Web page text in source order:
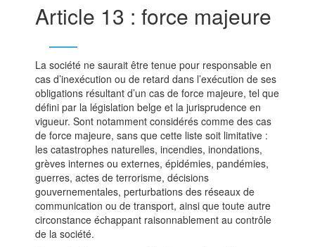
Article 13 : force majeure
La société ne saurait être tenue pour responsable en
cas d’inexécution ou de retard dans l’exécution de ses
obligations résultant d’un cas de force majeure, tel que
défini par la législation belge et la jurisprudence en
vigueur. Sont notamment considérés comme des cas
de force majeure, sans que cette liste soit limitative :
les catastrophes naturelles, incendies, inondations,
grèves internes ou externes, épidémies, pandémies,
guerres, actes de terrorisme, décisions
gouvernementales, perturbations des réseaux de
communication ou de transport, ainsi que toute autre
circonstance échappant raisonnablement au contrôle
de la société.